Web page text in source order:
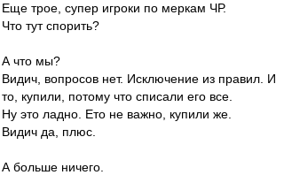
Еще трое, супер игроки по меркам ЧР.
Что тут спорить?
А что мы?
Видич, вопросов нет. Исключение из правил. И
то, купили, потому что списали его все.
Ну это ладно. Ето не важно, купили же.
Видич да, плюс.
А больше ничего.